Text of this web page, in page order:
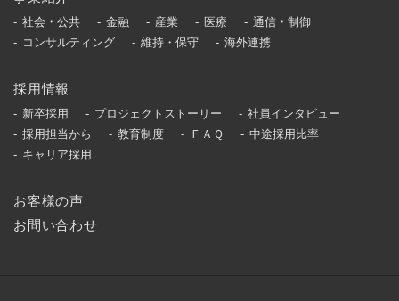
社会・公共 金融 産業 医療
通信・制御
コンサルティング
維持・保守 海外連携
採用情報
新卒採用 プロジェクトストーリー
社員インタビュー
採用担当から
教育制度 ＦＡＱ
中途採用比率
キャリア採用
お客様の声
お問い合わせ